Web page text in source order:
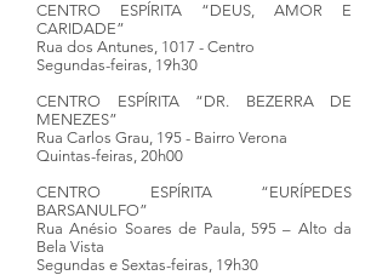
CENTRO ESPÍRITA “DEUS, AMOR E
CARIDADE”
Rua dos Antunes, 1017 - Centro
Segundas-feiras, 19h30
CENTRO ESPÍRITA “DR. BEZERRA DE
MENEZES”
Rua Carlos Grau, 195 - Bairro Verona
Quintas-feiras, 20h00
CENTRO ESPÍRITA “EURÍPEDES
BARSANULFO”
Rua Anésio Soares de Paula, 595 – Alto da
Bela Vista
Segundas e Sextas-feiras, 19h30